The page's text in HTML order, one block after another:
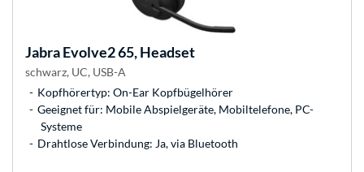
JabraEvolve2 65, Headset
schwarz, UC, USB-A
Kopfhörertyp: On-Ear Kopfbügelhörer
Geeignet für: Mobile Abspielgeräte, Mobiltelefone, PC-
Systeme
Drahtlose Verbindung: Ja, via Bluetooth